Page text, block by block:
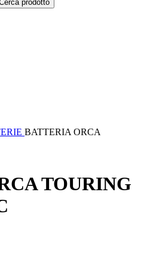
prodotto
BATTERIA ORCA
TOURING